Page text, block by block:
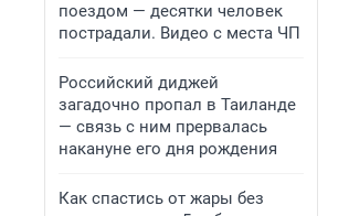
поездом — десятки человек
пострадали. Видео с места ЧП
Российский диджей
загадочно пропал в Таиланде
— связь с ним прервалась
накануне его дня рождения
Как спастись от жары без